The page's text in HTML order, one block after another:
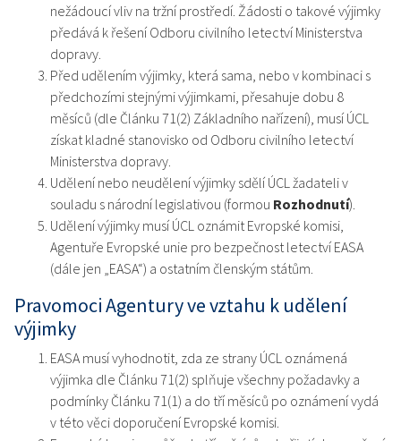
nežádoucí vliv na tržní prostředí. Žádosti o takové výjimky
předává k řešení Odboru civilního letectví Ministerstva
dopravy.
Před udělením výjimky, která sama, nebo v kombinaci s
předchozími stejnými výjimkami, přesahuje dobu 8
měsíců (dle Článku 71(2) Základního nařízení), musí ÚCL
získat kladné stanovisko od Odboru civilního letectví
Ministerstva dopravy.
Udělení nebo neudělení výjimky sdělí ÚCL žadateli v
souladu s národní legislativou (formou Rozhodnutí).
Udělení výjimky musí ÚCL oznámit Evropské komisi,
Agentuře Evropské unie pro bezpečnost letectví EASA
(dále jen „EASA“) a ostatním členským státům.
Pravomoci Agentury ve vztahu k udělení
výjimky
EASA musí vyhodnotit, zda ze strany ÚCL oznámená
výjimka dle Článku 71(2) splňuje všechny požadavky a
podmínky Článku 71(1) a do tří měsíců po oznámení vydá
v této věci doporučení Evropské komisi.